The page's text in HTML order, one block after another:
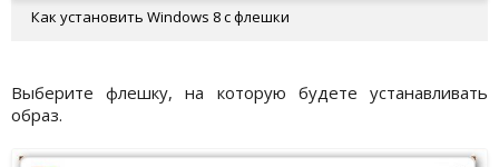
Как установить Windows 8 с флешки
Выберите флешку, на которую будете устанавливать
образ.